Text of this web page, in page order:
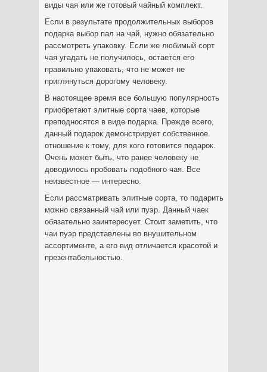
виды чая или же готовый чайный комплект.
Если в результате продолжительных выборов
подарка выбор пал на чай, нужно обязательно
рассмотреть упаковку. Если же любимый сорт
чая угадать не получилось, остается его
правильно упаковать, что не может не
приглянуться дорогому человеку.
В настоящее время все большую популярность
приобретают элитные сорта чаев, которые
преподносятся в виде подарка. Прежде всего,
данный подарок демонстрирует собственное
отношение к тому, для кого готовится подарок.
Очень может быть, что ранее человеку не
доводилось пробовать подобного чая. Все
неизвестное — интересно.
Если рассматривать элитные сорта, то подарить
можно связанный чай или пуэр. Данный чаек
обязательно заинтересует. Стоит заметить, что
чаи пуэр представлены во внушительном
ассортименте, а его вид отличается красотой и
презентабельностью.